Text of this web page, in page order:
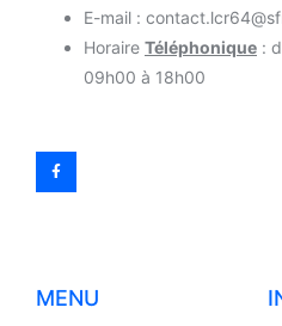
E-mail :
Horaire Téléphonique :
09h00 à 18h00
MENU